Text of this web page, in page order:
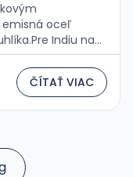
emisná oceľ
Indiu na
hrozbu – ak sa
môže čeliť strate
ČÍTAŤ VIAC